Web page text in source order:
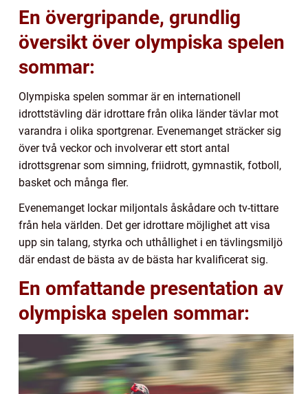
En övergripande, grundlig
översikt över olympiska spelen
sommar:
Olympiska spelen sommar är en internationell
idrottstävling där idrottare från olika länder tävlar mot
varandra i olika sportgrenar. Evenemanget sträcker sig
över två veckor och involverar ett stort antal
idrottsgrenar som simning, friidrott, gymnastik, fotboll,
basket och många fler.
Evenemanget lockar miljontals åskådare och tv-tittare
från hela världen. Det ger idrottare möjlighet att visa
upp sin talang, styrka och uthållighet i en tävlingsmiljö
där endast de bästa av de bästa har kvalificerat sig.
En omfattande presentation av
olympiska spelen sommar: